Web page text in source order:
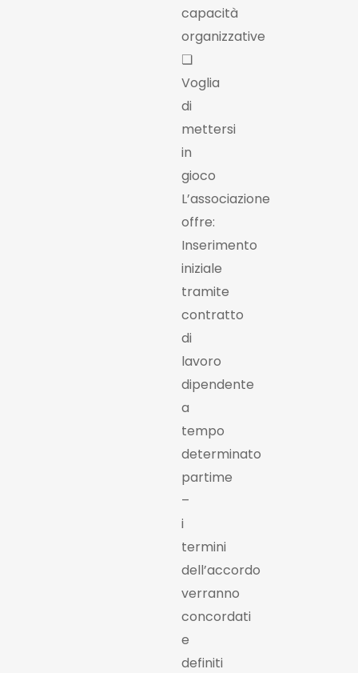
capacità
organizzative
❏
Voglia
di
mettersi
in
gioco
L’associazione
offre:
Inserimento
iniziale
tramite
contratto
di
lavoro
dipendente
a
tempo
determinato
partime
–
i
termini
dell’accordo
verranno
concordati
e
definiti